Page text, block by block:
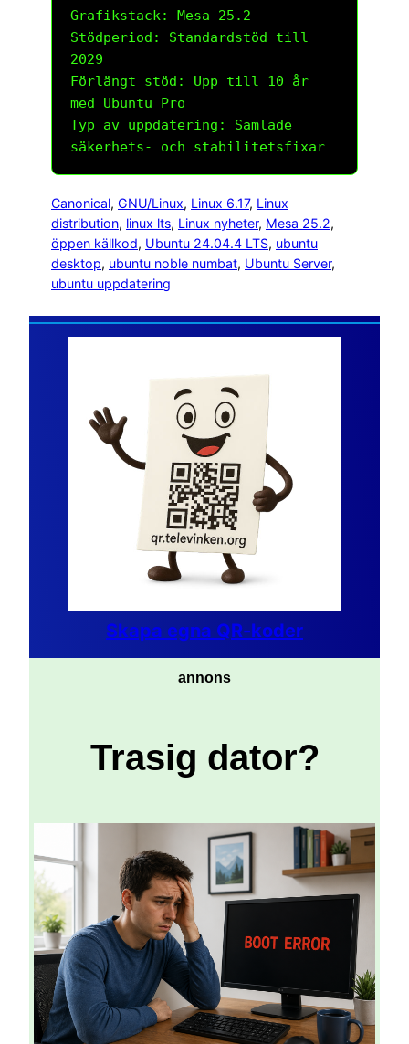
Grafikstack: Mesa 25.2
Stödperiod: Standardstöd till
2029
Förlängt stöd: Upp till 10 år
med Ubuntu Pro
Typ av uppdatering: Samlade
säkerhets- och stabilitetsfixar
Canonical, GNU/Linux, Linux 6.17, Linux
distribution, linux lts, Linux nyheter, Mesa 25.2
öppen källkod, Ubuntu 24.04.4 LTS, ubuntu
desktop, ubuntu noble numbat, Ubuntu Server
ubuntu uppdatering
Skapa egna QR-koder
annons
Trasig dator?